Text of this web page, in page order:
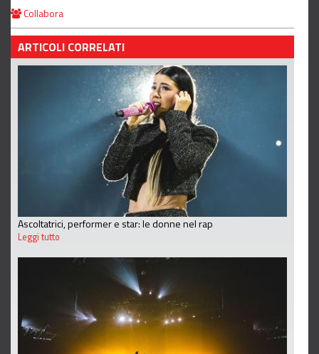
Collabora
ARTICOLI CORRELATI
Ascoltatrici, performer e star: le donne nel rap
Leggi tutto